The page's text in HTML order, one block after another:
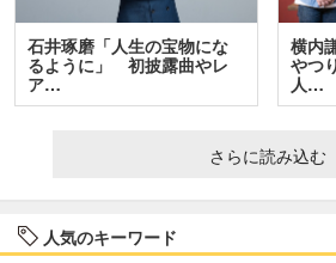
石井琢磨「人生の宝物にな
るように」 初披露曲やレ
ア…
横内
やつ
人…
さらに読み込む
人気のキーワード